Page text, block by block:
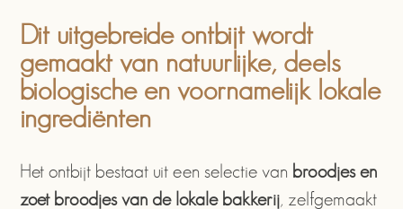
Dit uitgebreide ontbijt wordt
gemaakt van natuurlijke, deels
biologische en voornamelijk lokale
ingrediënten
Het ontbijt bestaat uit een selectie van broodjes en
zoet broodjes van de lokale bakkerij, zelfgemaakt